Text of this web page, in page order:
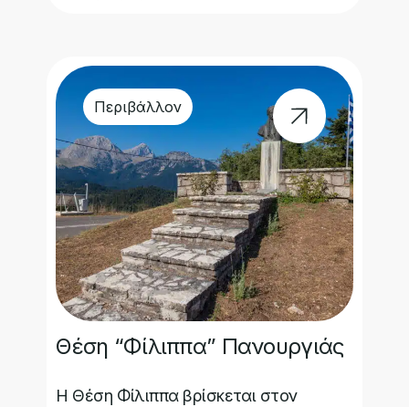
Περιβάλλον
Θέση “Φίλιππα” Πανουργιάς
Η Θέση Φίλιππα βρίσκεται στον